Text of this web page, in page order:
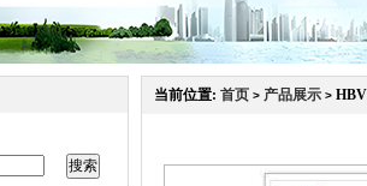
当前位置: 首页 > 产品展示 >